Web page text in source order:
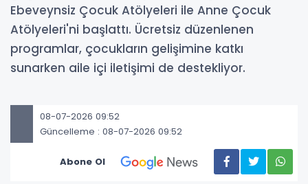
Ebeveynsiz Çocuk Atölyeleri ile Anne Çocuk
Atölyeleri'ni başlattı. Ücretsiz düzenlenen
programlar, çocukların gelişimine katkı
sunarken aile içi iletişimi de destekliyor.
08-07-2026 09:52
Güncelleme : 08-07-2026 09:52
Abone Ol